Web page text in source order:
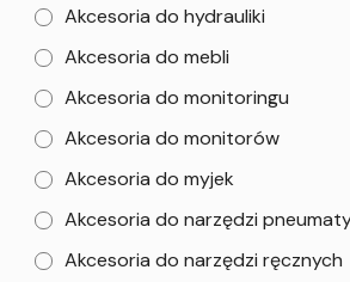
Akcesoria do hydrauliki
Akcesoria do mebli
Akcesoria do monitoringu
Akcesoria do monitorów
Akcesoria do myjek
Akcesoria do narzędzi
Akcesoria do narzędzi ręcznych